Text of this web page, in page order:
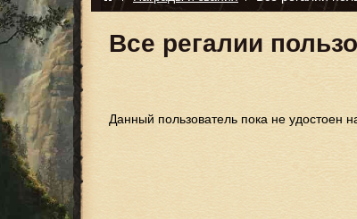
Все регалии
Данный пользователь пока не удостоен